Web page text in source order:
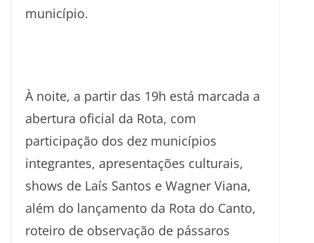
município.
À noite, a partir das 19h está marcada a
abertura oficial da Rota, com
participação dos dez municípios
integrantes, apresentações culturais,
shows de Laís Santos e Wagner Viana,
além do lançamento da Rota do Canto,
roteiro de observação de pássaros